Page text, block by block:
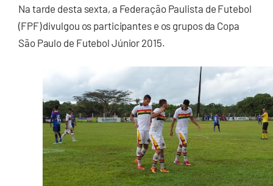
Na tarde desta sexta, a Federação Paulista de Futebol
(FPF) divulgou os participantes e os grupos da Copa
São Paulo de Futebol Júnior 2015.